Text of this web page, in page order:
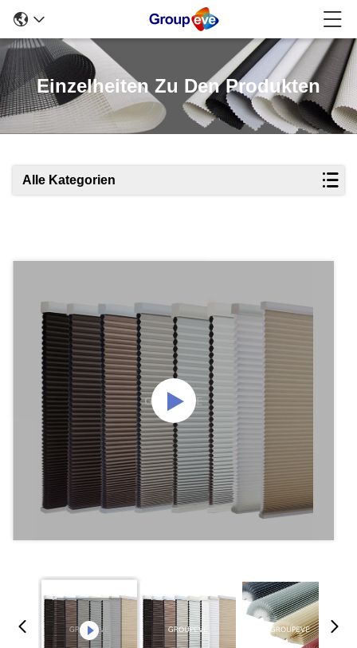
Einzelheiten Zu Den Produkten
Alle Kategorien